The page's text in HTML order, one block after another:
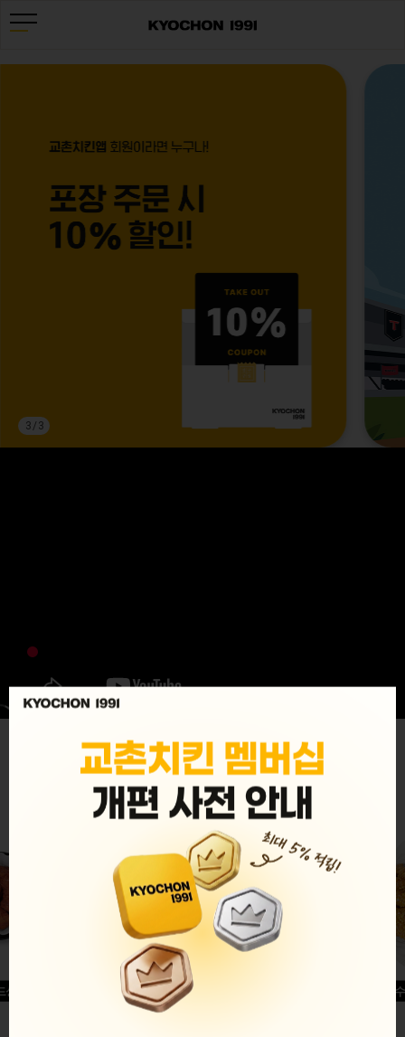
3/ 3
MENU
글윙
반반순살[레드+허니]
허니옥